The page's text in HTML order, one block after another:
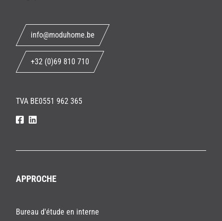
info@moduhome.be
+32 (0)69 810 710
TVA BE0551 962 365
facebooklinkedin
APPROCHE
Bureau d'étude en interne